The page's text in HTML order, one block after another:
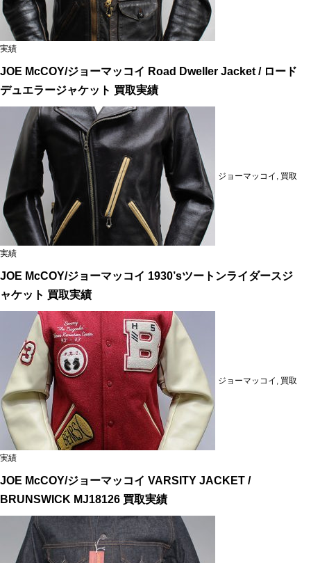
実績
JOE McCOY/ジョーマッコイ Road Dweller Jacket / ロード
デュエラージャケット 買取実績
ジョーマッコイ 買取
実績
JOE McCOY/ジョーマッコイ 1930’sツートンライダースジ
ャケット 買取実績
ジョーマッコイ 買取
実績
JOE McCOY/ジョーマッコイ VARSITY JACKET /
BRUNSWICK MJ18126 買取実績